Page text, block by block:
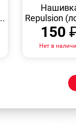
Repulsion
150
Нет в